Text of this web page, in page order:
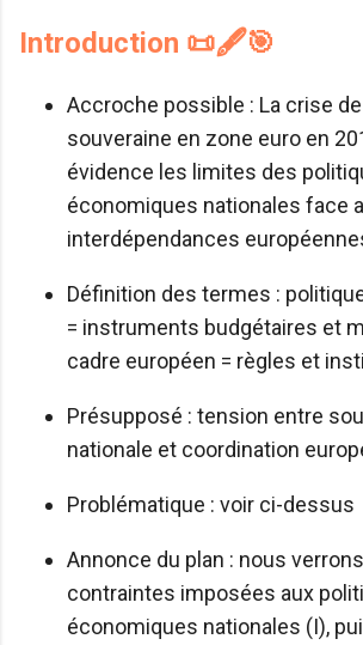
Introduction 📜🖋️🎯
Accroche possible : La crise
souveraine en zone euro en
évidence les limites des
économiques nationales face
interdépendances
Définition des termes :
= instruments budgétaires et
cadre européen = règles et
Présupposé : tension entre
nationale et coordination
Problématique : voir ci-dessus
Annonce du plan : nous
contraintes imposées aux
économiques nationales (I),